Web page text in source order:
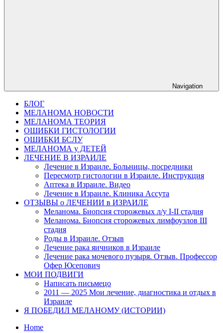
Navigation
БЛОГ
МЕЛАНОМА НОВОСТИ
МЕЛАНОМА ТЕОРИЯ
ОШИБКИ ГИСТОЛОГИИ
ОШИБКИ БСЛУ
МЕЛАНОМА у ДЕТЕЙ
ЛЕЧЕНИЕ В ИЗРАИЛЕ
Лечение в Израиле. Больницы, посредники
Пересмотр гистологии в Израиле. Инструкция
Аптека в Израиле. Видео
Лечение в Израиле. Клиника Ассута
ОТЗЫВЫ о ЛЕЧЕНИИ в ИЗРАИЛЕ
Меланома. Биопсия сторожевых л/у I-II стадия
Меланома. Биопсия сторожевых лимфоузлов III
стадия
Роды в Израиле. Отзыв
Лечение рака яичников в Израиле
Лечение рака мочевого пузыря. Отзыв. Профессор
Офер Юсепович
МОИ ПОДВИГИ
Написать письмецо
2011 — 2025 Мои лечение, диагностика и отдых в
Израиле
Я ПОБЕДИЛ МЕЛАНОМУ (ИСТОРИИ)
Home